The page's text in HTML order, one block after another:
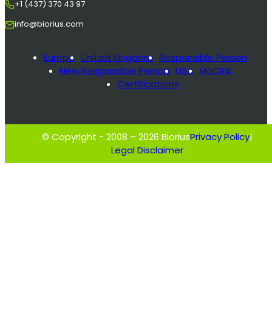
+1 (437) 370 43 97
info@biorius.com
Europe United Kingdom Responsible Person
New Responsible Person USA MoCRA
Certifications
© Copyright - 2008 – 2026 BioriusPrivacy Policy|
Legal Disclaimer